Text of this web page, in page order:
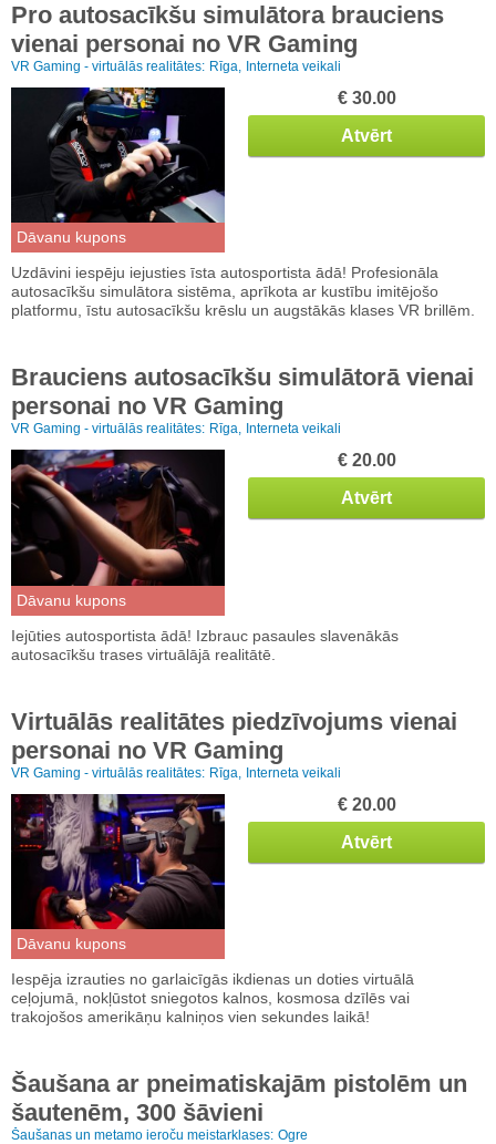
Pro autosacīkšu simulātora brauciens
vienai personai no VR Gaming
VR Gaming - virtuālās realitātes: Rīga, Interneta veikali
Dāvanu kupons
€ 30.00
Atvērt
Uzdāvini iespēju iejusties īsta autosportista ādā! Profesionāla
autosacīkšu simulātora sistēma, aprīkota ar kustību imitējošo
platformu, īstu autosacīkšu krēslu un augstākās klases VR brillēm.
Brauciens autosacīkšu simulātorā vienai
personai no VR Gaming
VR Gaming - virtuālās realitātes: Rīga, Interneta veikali
Dāvanu kupons
€ 20.00
Atvērt
Iejūties autosportista ādā! Izbrauc pasaules slavenākās
autosacīkšu trases virtuālājā realitātē.
Virtuālās realitātes piedzīvojums vienai
personai no VR Gaming
VR Gaming - virtuālās realitātes: Rīga, Interneta veikali
Dāvanu kupons
€ 20.00
Atvērt
Iespēja izrauties no garlaicīgās ikdienas un doties virtuālā
ceļojumā, nokļūstot sniegotos kalnos, kosmosa dzīlēs vai
trakojošos amerikāņu kalniņos vien sekundes laikā!
Šaušana ar pneimatiskajām pistolēm un
šautenēm, 300 šāvieni
Šaušanas un metamo ieroču meistarklases: Ogre